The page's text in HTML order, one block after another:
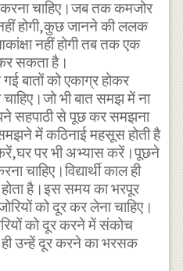
चाहिए।जब तक कमजोर
नहीं होगी,कुछ जानने की ललक
नहीं होगी तब तक एक
सकता है।
गई बातों को एकाग्र होकर
भी बात समझ में ना
सहपाठी से पूछ कर समझना
में कठिनाई महसूस होती है
पर भी अभ्यास करें।पूछने
चाहिए।विद्यार्थी काल ही
है।इस समय का भरपूर
को दूर कर लेना चाहिए।
को दूर करने में संकोच
उन्हें दूर करने का भरसक